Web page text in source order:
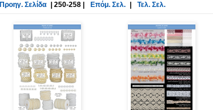
Προηγ. Σελίδα 250-258 Επόμ. Σελ. Τελ. Σελ.